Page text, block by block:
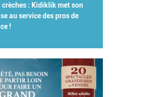
: Kidiklik met son
au service des pros de
!